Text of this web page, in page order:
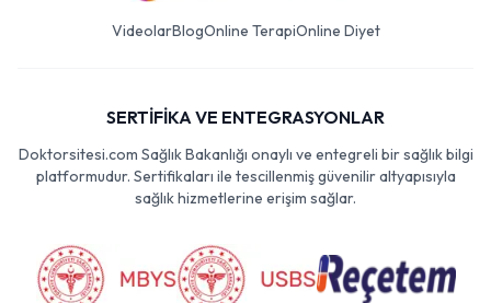
VideolarBlogOnline TerapiOnline Diyet
SERTİFİKA VE ENTEGRASYONLAR
Doktorsitesi.com Sağlık Bakanlığı onaylı ve entegreli bir sağlık bilgi
platformudur. Sertifikaları ile tescillenmiş güvenilir altyapısıyla
sağlık hizmetlerine erişim sağlar.